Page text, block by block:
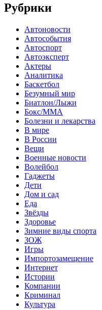
Рубрики
Автоновости
Автособытия
Автоспорт
Автоэксперт
Актеры
Аналитика
Баскетбол
Безумный мир
Биатлон/Лыжи
Бокс/MMA
Болезни и лекарства
В мире
В России
Вещи
Военные новости
Волейбол
Гаджеты
Дети
Дом и сад
Еда
Звёзды
Здоровье
Зимние виды спорта
ЗОЖ
Игры
Импортозамещение
Интернет
Истории
Компании
Криминал
Культура